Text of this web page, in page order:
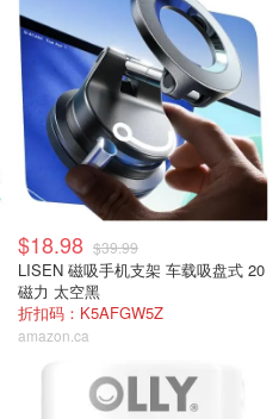
$18.98 $39.99
LISEN 磁吸手机支架 车载吸盘式 20
磁力 太空黑
折扣码：K5AFGW5Z
amazon.ca